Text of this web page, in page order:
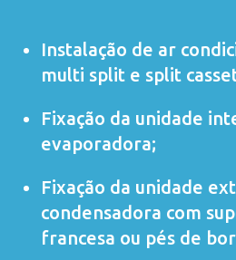
Instalação de ar
multi split e split
Fixação da unidade
evaporadora;
Fixação da unidade
condensadora com
francesa ou pés de